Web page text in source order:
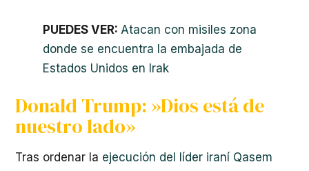
PUEDES VER: Atacan con misiles zona
donde se encuentra la embajada de
Estados Unidos en Irak
Donald Trump: »Dios está de
nuestro lado»
Tras ordenar la ejecución del líder iraní Qasem